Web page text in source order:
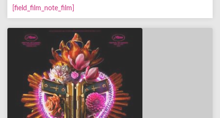
[field_film_note_film]